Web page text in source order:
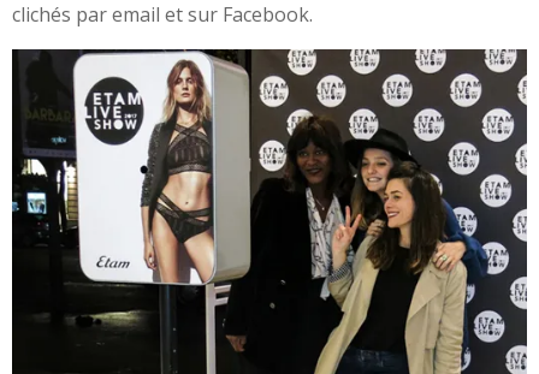
clichés par email et sur Facebook.